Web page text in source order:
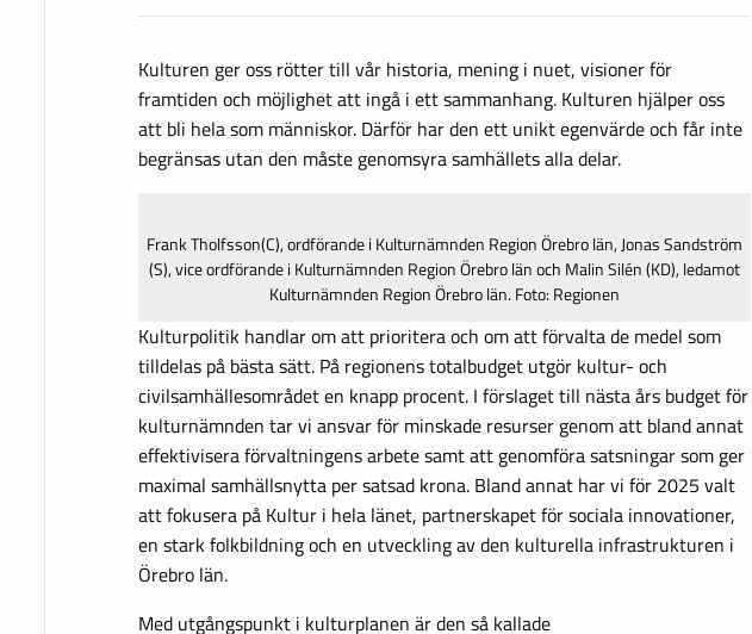
Kulturen ger oss rötter till vår historia, mening i nuet, visioner för
framtiden och möjlighet att ingå i ett sammanhang. Kulturen hjälper oss
att bli hela som människor. Därför har den ett unikt egenvärde och får inte
begränsas utan den måste genomsyra samhällets alla delar.
Frank Tholfsson(C), ordförande i Kulturnämnden Region Örebro län, Jonas Sandström
(S), vice ordförande i Kulturnämnden Region Örebro län och Malin Silén (KD), ledamot
Kulturnämnden Region Örebro län. Foto: Regionen
Kulturpolitik handlar om att prioritera och om att förvalta de medel som
tilldelas på bästa sätt. På regionens totalbudget utgör kultur- och
civilsamhällesområdet en knapp procent. I förslaget till nästa års budget för
kulturnämnden tar vi ansvar för minskade resurser genom att bland annat
effektivisera förvaltningens arbete samt att genomföra satsningar som ger
maximal samhällsnytta per satsad krona. Bland annat har vi för 2025 valt
att fokusera på Kultur i hela länet, partnerskapet för sociala innovationer,
en stark folkbildning och en utveckling av den kulturella infrastrukturen i
Örebro län.
Med utgångspunkt i kulturplanen är den så kallade